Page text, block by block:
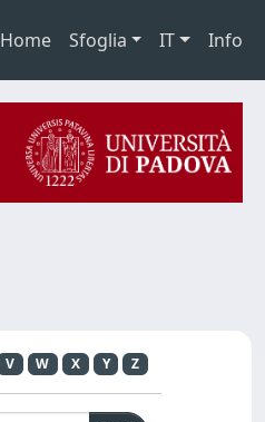
Home Sfoglia IT Info
V W X Y Z